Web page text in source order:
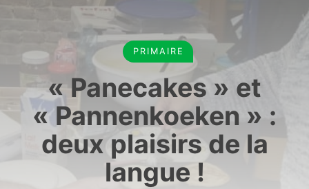
PRIMAIRE
« Panecakes » et
« Pannenkoeken » :
deux plaisirs de la
langue !